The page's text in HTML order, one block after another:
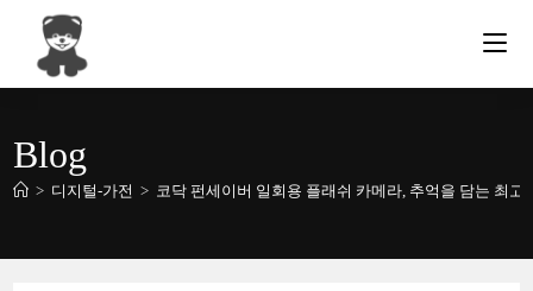
content
Blog
> 디지털-가전 > 코닥 펀세이버 일회용 플래쉬 카메라, 추억을 담는 최고